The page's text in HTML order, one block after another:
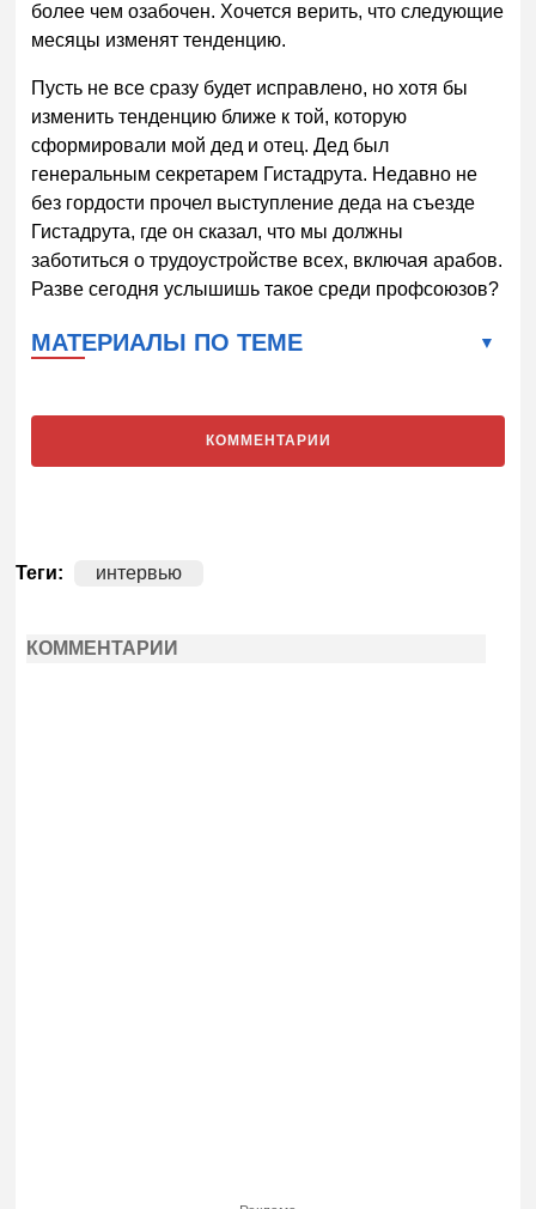
более чем озабочен. Хочется верить, что следующие
месяцы изменят тенденцию.
Пусть не все сразу будет исправлено, но хотя бы
изменить тенденцию ближе к той, которую
сформировали мой дед и отец. Дед был
генеральным секретарем Гистадрута. Недавно не
без гордости прочел выступление деда на съезде
Гистадрута, где он сказал, что мы должны
заботиться о трудоустройстве всех, включая арабов.
Разве сегодня услышишь такое среди профсоюзов?
МАТЕРИАЛЫ ПО ТЕМЕ
КОММЕНТАРИИ
Теги: интервью
КОММЕНТАРИИ